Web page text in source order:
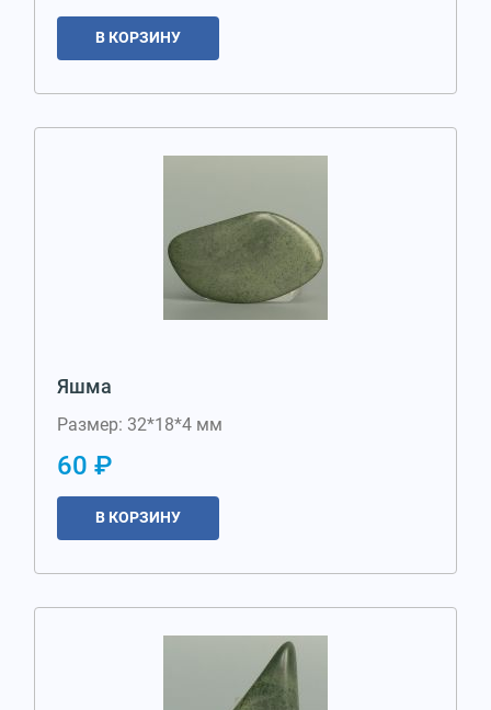
В КОРЗИНУ
Яшма
Размер: 32*18*4 мм
60 ₽
В КОРЗИНУ